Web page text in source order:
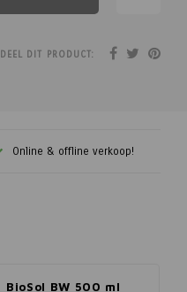
DEEL DIT PRODUCT:
Online & offline verkoop!
BioSol BW 500 ml